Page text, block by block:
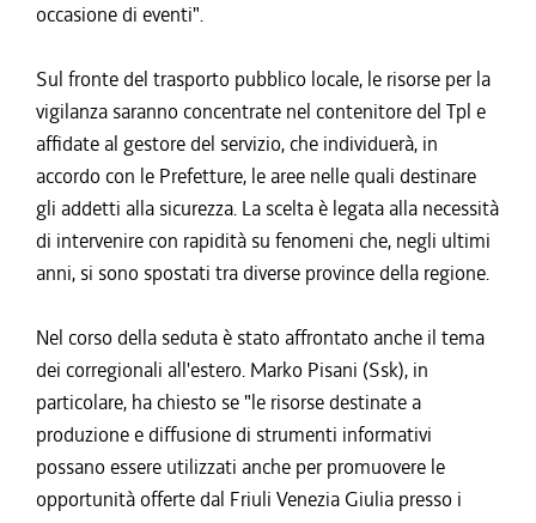
occasione di eventi".
Sul fronte del trasporto pubblico locale, le risorse per la
vigilanza saranno concentrate nel contenitore del Tpl e
affidate al gestore del servizio, che individuerà, in
accordo con le Prefetture, le aree nelle quali destinare
gli addetti alla sicurezza. La scelta è legata alla necessità
di intervenire con rapidità su fenomeni che, negli ultimi
anni, si sono spostati tra diverse province della regione.
Nel corso della seduta è stato affrontato anche il tema
dei corregionali all'estero. Marko Pisani (Ssk), in
particolare, ha chiesto se "le risorse destinate a
produzione e diffusione di strumenti informativi
possano essere utilizzati anche per promuovere le
opportunità offerte dal Friuli Venezia Giulia presso i